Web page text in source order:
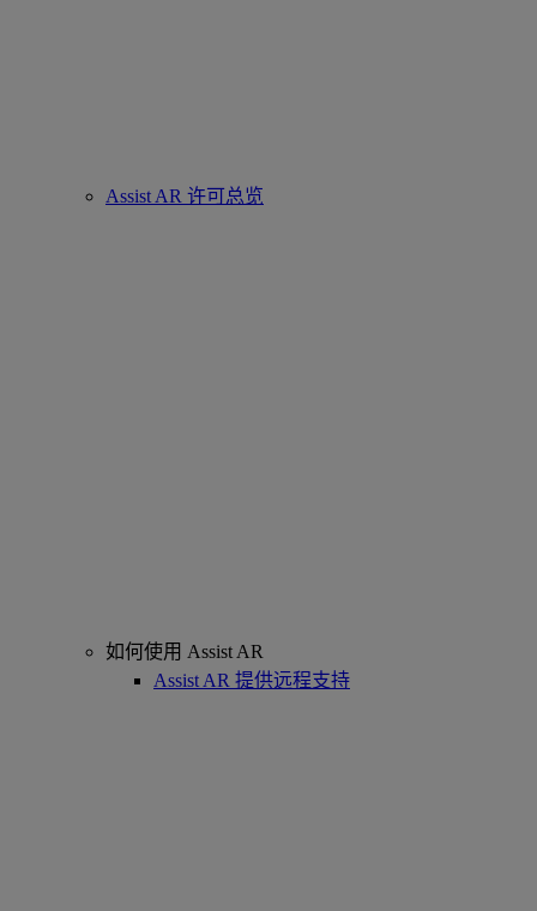
Assist AR 许可总览
如何使用 Assist AR
Assist AR 提供远程支持